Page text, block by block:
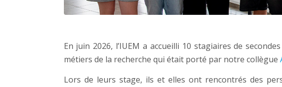
En juin 2026, l’IUEM a accueilli 10 stagiaires de
métiers de la recherche qui était porté par notre collègue
Lors de leurs stage, ils et elles ont rencontrés des